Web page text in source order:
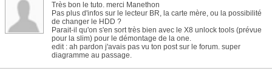
Très bon le tuto. merci Manethon
Pas plus d'infos sur le lecteur BR, la carte mère, ou la possibilité
de changer le HDD ?
Parait-il qu'on s'en sort très bien avec le X8 unlock tools (prévue
pour la slim) pour le démontage de la one.
edit : ah pardon j'avais pas vu ton post sur le forum. super
diagramme au passage.